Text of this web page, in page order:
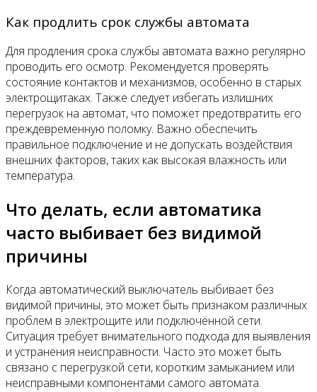
Как продлить срок службы автомата
Для продления срока службы автомата важно регулярно
проводить его осмотр. Рекомендуется проверять
состояние контактов и механизмов, особенно в старых
электрощитаках. Также следует избегать излишних
перегрузок на автомат, что поможет предотвратить его
преждевременную поломку. Важно обеспечить
правильное подключение и не допускать воздействия
внешних факторов, таких как высокая влажность или
температура.
Что делать, если автоматика
часто выбивает без видимой
причины
Когда автоматический выключатель выбивает без
видимой причины, это может быть признаком различных
проблем в электрощите или подключённой сети.
Ситуация требует внимательного подхода для выявления
и устранения неисправности. Часто это может быть
связано с перегрузкой сети, коротким замыканием или
неисправными компонентами самого автомата.